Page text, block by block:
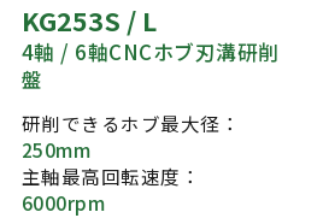
直径×長さ
なりたい場合や、複数のカタ
れたい場合は、
用ください。
KG253S / L
4軸 / 6軸CNCホブ刃溝研削
盤
研削できるホブ最大径：
250mm
主軸最高回転速度：
6000rpm